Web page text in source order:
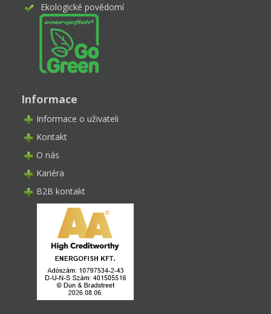
Ekologické povědomí
Informace
Informace o uživateli
Kontakt
O nás
Kariéra
B2B kontakt